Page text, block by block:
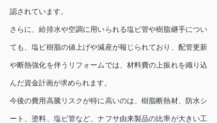
認されています。
さらに、給排水や空調に用いられる塩ビ管や樹脂継手につい
ても、塩ビ樹脂の値上げや減産が報じられており、配管更新
や断熱強化を伴うリフォームでは、材料費の上振れを織り込
んだ資金計画が求められます。
今後の費用高騰リスクが特に高いのは、樹脂断熱材、防水シ
ート、塗料、塩ビ管など、ナフサ由来製品の比率が大きい工